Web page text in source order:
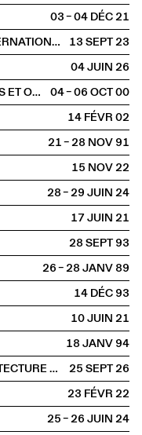
03 – 04 DÉC2021
LES ÉDITIONS DU CCS À LA CITÉ INTERNATIONALE DES ARTS
13 SEPT2023
04 JUIN2026
LA SCIENCE HÉLVÉTIQUE, ÉCHANGES ET OUVERTURE
04 – 06 OCT2000
14 FÉVR2002
21 – 28 NOV1991
15 NOV2022
28 – 29 JUIN2024
17 JUIN2021
28 SEPT1993
26 – 28 JANV1989
14 DÉC1993
10 JUIN2021
18 JANV1994
TRANSFORMER LE CCS : UNE ARCHITECTURE DE L'ALTÉRATION
25 SEPT2026
23 FÉVR2022
25 – 26 JUIN2024